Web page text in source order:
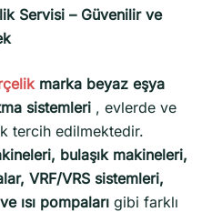
Servisi – Güvenilir ve
marka beyaz eşya
sistemleri , evlerde ve
tercih edilmektedir.
bulaşık makineleri,
VRF/VRS sistemleri,
ısı pompaları gibi farklı